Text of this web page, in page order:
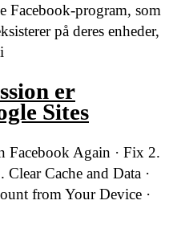
Facebook-program, som
på deres enheder,
er
Sites
Again · Fix 2.
Cache and Data ·
from Your Device ·